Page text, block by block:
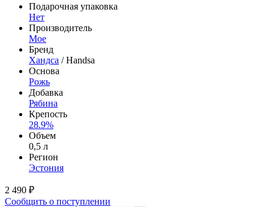
Подарочная упаковка
Нет
Производитель
Moe
Бренд
Хандса / Handsa
Основа
Рожь
Добавка
Рябина
Крепость
28.9%
Объем
0,5 л
Регион
Эстония
2 490 ₽
Сообщить о поступлении